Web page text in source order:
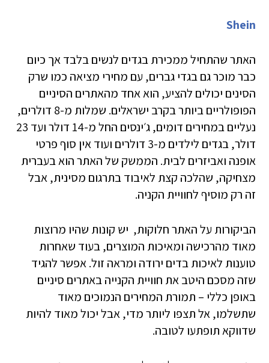
Shein
האתר שהתחיל ממכירת בגדים לנשים בלבד אך כיום
כבר מוכר גם בגדי גברים, עם מחירי מציאה כמו שרק
הסינים יכולים להציע, הוא אחד מהאתרים הסיניים
הפופולריים ביותר בקרב ישראלים. שמלות מ-8 דולרים,
נעליים במחירים דומים, ג׳ינסים החל מ-14 דולר ועד 23
דולר, בגדים לילדים מ-3 דולרים ועוד אין סוף פרטי
אופנה ואביזרים לבית. הממשק של האתר הוא בעברית
מצחיקה, שהלכה קצת לאיבוד בתרגום מסינית, אבל
זה רק מוסיף לחוויית הקניה.
הביקורות על האתר חלוקות, יש קונות שהיו מרוצות
מאוד מהרכישה ומאיכות המוצרים, בעוד שאחרות
טוענות לאיכות בדים ירודה ומראה זול. אפשר להגיד
שזה מסכם היטב את חוויית הקנייה באתרים סיניים
באופן כללי – תמורת המחירים הנמוכים מאוד
שתשלמו, אל תצפו ליותר מדי, אבל יכול מאוד להיות
שדווקא תופתעו לטובה.